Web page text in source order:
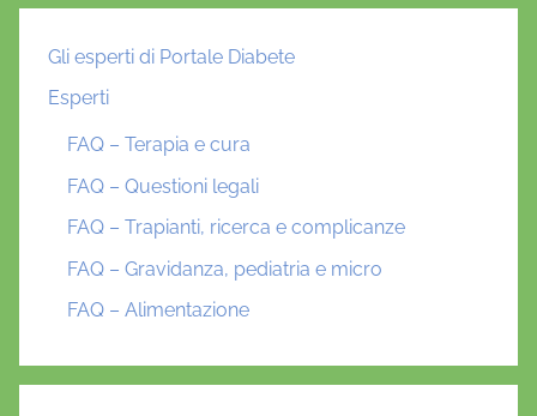
Gli esperti di Portale Diabete
Esperti
FAQ – Terapia e cura
FAQ – Questioni legali
FAQ – Trapianti, ricerca e complicanze
FAQ – Gravidanza, pediatria e micro
FAQ – Alimentazione